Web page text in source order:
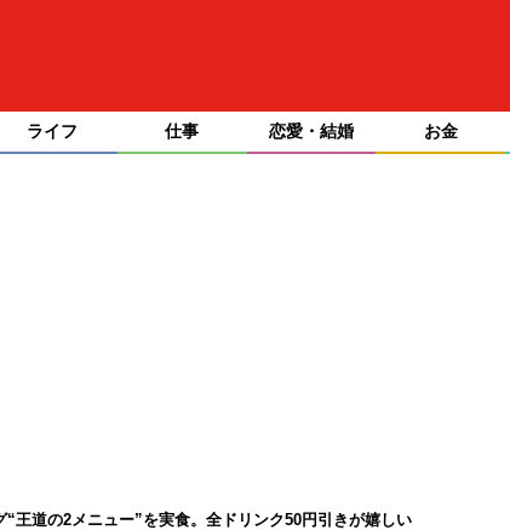
ライフ 仕事 恋愛・結婚 お金
“王道の2メニュー”を実食。全ドリンク50円引きが嬉しい